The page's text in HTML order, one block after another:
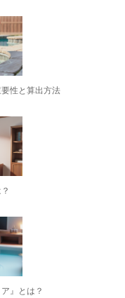
性と算出方法
』とは？